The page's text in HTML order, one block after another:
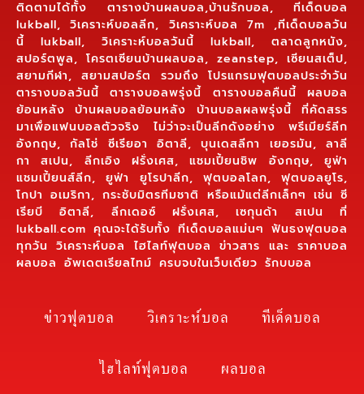
ติดตามได้ทั้ง ตารางบ้านผลบอล,บ้านรักบอล, ทีเด็ดบอล
lukball, วิเคราะห์บอลลีก, วิเคราะห์บอล 7m ,ทีเด็ดบอลวัน
นี้ lukball, วิเคราะห์บอลวันนี้ lukball, ตลาดลูกหนัง,
สปอร์ตพูล, โครตเซียนบ้านผลบอล, zeanstep, เซียนสเต็ป,
สยามกีฬา, สยามสปอร์ต รวมถึง โปรแกรมฟุตบอลประจำวัน
ตารางบอลวันนี้ ตารางบอลพรุ่งนี้ ตารางบอลคืนนี้ ผลบอล
ย้อนหลัง บ้านผลบอลย้อนหลัง บ้านบอลผลพรุ่งนี้ ที่คัดสรร
มาเพื่อแฟนบอลตัวจริง ไม่ว่าจะเป็นลีกดังอย่าง พรีเมียร์ลีก
อังกฤษ, กัลโช่ ซีเรียอา อิตาลี, บุนเดสลีกา เยอรมัน, ลาลี
กา สเปน, ลีกเอิง ฝรั่งเศส, แชมเปี้ยนชิพ อังกฤษ, ยูฟ่า
แชมเปี้ยนส์ลีก, ยูฟ่า ยูโรปาลีก, ฟุตบอลโลก, ฟุตบอลยูโร,
โกปา อเมริกา, กระชับมิตรทีมชาติ หรือแม้แต่ลีกเล็กๆ เช่น ซี
เรียบี อิตาลี, ลีกเดอซ์ ฝรั่งเศส, เซกุนด้า สเปน ที่
lukball.com คุณจะได้รับทั้ง ทีเด็ดบอลแม่นๆ ฟันธงฟุตบอล
ทุกวัน วิเคราะห์บอล ไฮไลท์ฟุตบอล ข่าวสาร และ ราคาบอล
ผลบอล อัพเดตเรียลไทม์ ครบจบในเว็บเดียว รักบบอล
ข่าวฟุตบอล วิเคราะห์บอล
ทีเด็ดบอล
ไฮไลท์ฟุตบอล
ผลบอล